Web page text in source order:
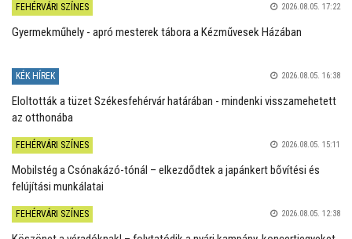
FEHÉRVÁRI SZÍNES 2026.08.05. 17:22
Gyermekműhely - apró mesterek tábora a Kézművesek Házában
KÉK HÍREK 2026.08.05. 16:38
Eloltották a tüzet Székesfehérvár határában - mindenki visszamehetett
az otthonába
FEHÉRVÁRI SZÍNES 2026.08.05. 15:11
Mobilstég a Csónakázó-tónál – elkezdődtek a japánkert bővítési és
felújítási munkálatai
FEHÉRVÁRI SZÍNES 2026.08.05. 12:38